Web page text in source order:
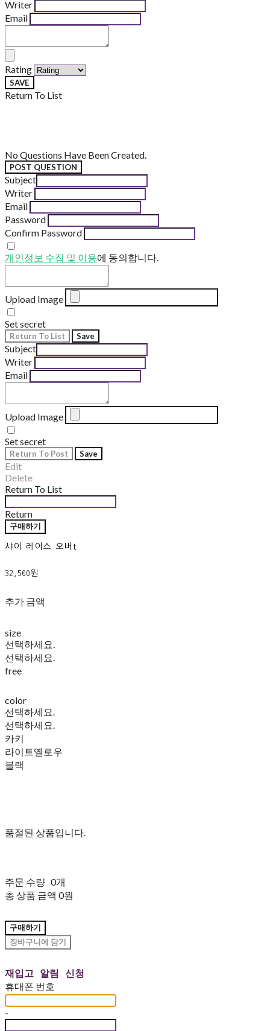
Writer
Email
Rating
SAVE
Return To List
No Questions Have Been Created.
POST QUESTION
Subject
Writer
Email
Password
Confirm Password
개인정보 수집 및 이용에 동의합니다.
Upload Image
Set secret
Return To List Save
Subject
Writer
Email
Upload Image
Set secret
Return To Post Save
Edit
Delete
Return To List
Return
구매하기
샤이 레이스 오버t
32,500원
추가 금액
size
선택하세요.
선택하세요.
free
color
선택하세요.
선택하세요.
카키
라이트옐로우
블랙
품절된 상품입니다.
주문 수량 0개
총 상품 금액 0원
구매하기
장바구니에 담기
재입고 알림 신청
휴대폰 번호
-